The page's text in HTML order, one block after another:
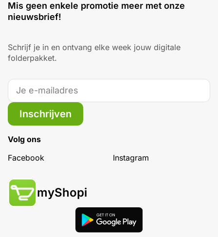
Mis geen enkele promotie meer met onze
nieuwsbrief!
Schrijf je in en ontvang elke week jouw digitale
folderpakket.
Inschrijven
Volg ons
Facebook
Instagram
myShopi